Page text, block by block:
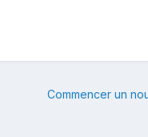
Commencer un